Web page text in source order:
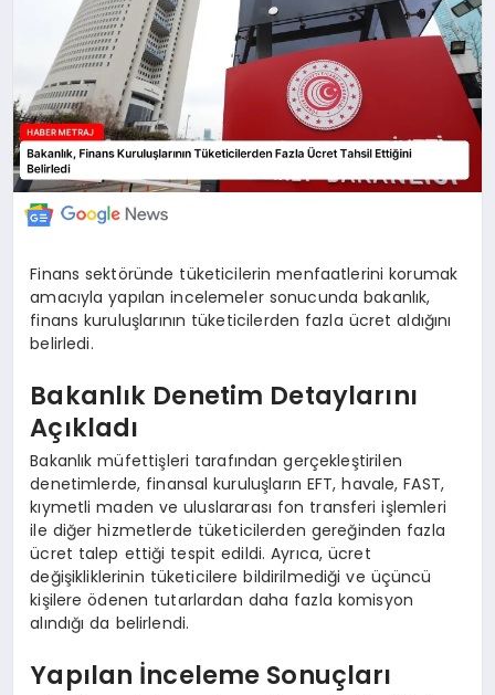
SAĞLIK
EĞİTİM
Finans sektöründe tüketicilerin menfaatlerini korumak
amacıyla yapılan incelemeler sonucunda bakanlık,
finans kuruluşlarının tüketicilerden fazla ücret aldığını
belirledi.
Bakanlık Denetim Detaylarını
Açıkladı
Bakanlık müfettişleri tarafından gerçekleştirilen
denetimlerde, finansal kuruluşların EFT, havale, FAST,
kıymetli maden ve uluslararası fon transferi işlemleri
ile diğer hizmetlerde tüketicilerden gereğinden fazla
ücret talep ettiği tespit edildi. Ayrıca, ücret
değişikliklerinin tüketicilere bildirilmediği ve üçüncü
kişilere ödenen tutarlardan daha fazla komisyon
alındığı da belirlendi.
Yapılan İnceleme Sonuçları